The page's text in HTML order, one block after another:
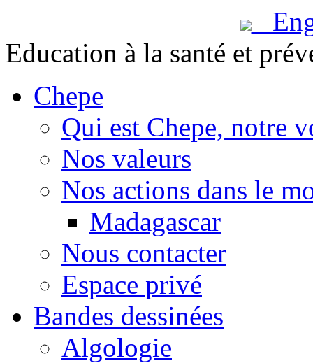
Education à la santé et
Chepe
Qui est Chepe, notre
Nos valeurs
Nos actions dans le
Madagascar
Nous contacter
Espace privé
Bandes dessinées
Algologie